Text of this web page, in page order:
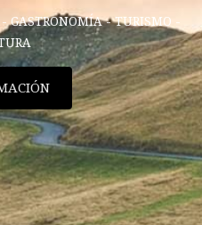
- GASTRONOMÍA - TURISMO -